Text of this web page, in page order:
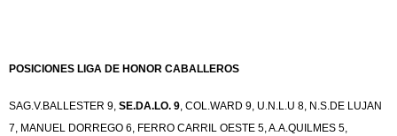
POSICIONES LIGA DE HONOR CABALLEROS
SAG.V.BALLESTER 9, SE.DA.LO. 9, COL.WARD 9, U.N.L.U 8, N.S.DE LUJAN
7, MANUEL DORREGO 6, FERRO CARRIL OESTE 5, A.A.QUILMES 5,